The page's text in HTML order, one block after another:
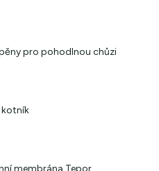
pro pohodlnou chůzi
kotník
membrána Tepor